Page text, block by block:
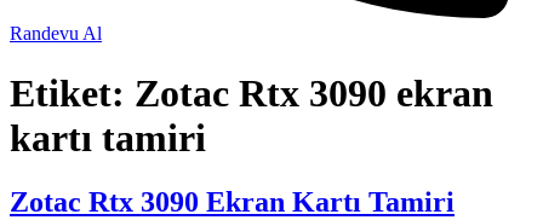
Randevu Al
Etiket: Zotac Rtx 3090 ekran
kartı tamiri
Zotac Rtx 3090 Ekran Kartı Tamiri